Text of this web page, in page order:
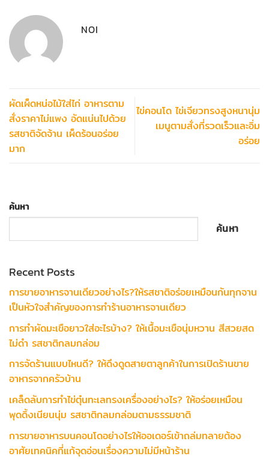
NOI
ผัดเผ็ดหน่อไม้ใส่ไก่ อาหารตาม
สั่งราคาไม่แพง อัดแน่นไปด้วย
รสชาติจัดจ้าน เผ็ดร้อนอร่อย
มาก
ไข่คอนโด ไข่เจียวทรงสูงหนานุ่ม
เมนูตามสั่งที่รวดเร็วและอิ่ม
อร่อย
ค้นหา
ค้นหา
Recent Posts
การขายอาหารจานเดียวอย่างไร?ให้รสชาติอร่อยเหมือนกันทุกจาน
เป็นหัวใจสำคัญของการทำร้านอาหารจานเดียว
การทำผัดมะเขือยาวใส่อะไรบ้าง? ให้เนื้อมะเขือนุ่มหวาน สีสวยสด
ไม่ดำ รสชาติกลมกล่อม
การจัดร้านแบบไหนดี? ให้ดึงดูดสายตาลูกค้าในการเปิดร้านขาย
อาหารจากครัวบ้าน
เคล็ดลับการทำไข่ตุ๋นทะเลทรงเครื่องอย่างไร? ให้อร่อยเหมือน
พุดดิ้งเนียนนุ่ม รสชาติกลมกล่อมตามธรรมชาติ
การขายอาหารบนคอนโดอย่างไรให้ออเดอร์เข้าถล่มทลายต้อง
อาศัยเทคนิคที่แก้จุดอ่อนเรื่องความไม่มีหน้าร้าน